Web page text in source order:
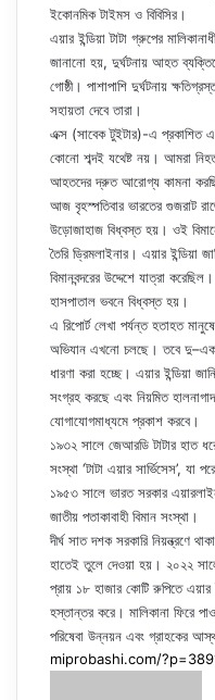
ইকোনমিক টাইমস ও বিবিসির।
এয়ার ইন্ডিয়া টাটা গ্রুপের
জানানো হয়, দুর্ঘটনায় আহত
গোষ্ঠী। পাশাপাশি দুর্ঘটনায়
সহায়তা দেবে তারা।
এক্স (সাবেক টুইটার)-এ প্রকাশিত
কোনো শব্দই যথেষ্ট নয়। আমরা
আহতদের দ্রুত আরোগ্য কামনা
আজ বৃহস্পতিবার ভারতের গুজরাট
উড়োজাহাজ বিধ্বস্ত হয়। ওই
তৈরি ড্রিমলাইনার। এয়ার ইন্ডিয়া
বিমানবন্দরের উদ্দেশে যাত্রা
হাসপাতাল ভবনে বিধ্বস্ত হয়।
এ রিপোর্ট লেখা পর্যন্ত হতাহত
অভিযান এখনো চলছে। তবে
ধারণা করা হচ্ছে। এয়ার ইন্ডিয়া
সংগ্রহ করছে এবং নিয়মিত
যোগাযোগমাধ্যমে প্রকাশ করবে।
১৯৩২ সালে জেআরডি টাটার হাত
সংস্থা ‘টাটা এয়ার সার্ভিসেস’, যা
১৯৫৩ সালে ভারত সরকার
জাতীয় পতাকাবাহী বিমান সংস্থা।
দীর্ঘ সাত দশক সরকারি নিয়ন্ত্রণে
হাতেই তুলে দেওয়া হয়। ২০২২
প্রায় ১৮ হাজার কোটি রুপিতে এয়ার
হস্তান্তর করে। মালিকানা ফিরে
পরিষেবা উন্নয়ন এবং গ্রাহকের